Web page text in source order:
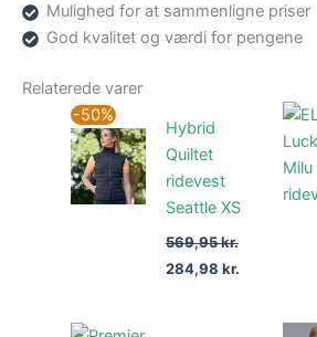
Mulighed for at sammenligne priser
God kvalitet og værdi for pengene
Relaterede varer
-50%
Hybrid
Quiltet
ridevest
Seattle XS
569,95kr.
oprindelige
pris
var:
569,95 kr..
284,98 kr.
284,98 kr..